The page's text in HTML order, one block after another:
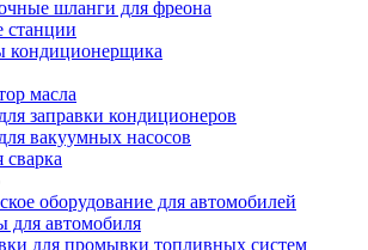
шланги для фреона
станции
кондиционерщика
масла
заправки кондиционеров
вакуумных насосов
сварка
оборудование для автомобилей
для автомобиля
для промывки топливных систем